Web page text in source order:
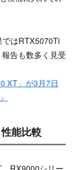
はRTX5070Ti
告も数多く見受
XT」が3月7日
能比較